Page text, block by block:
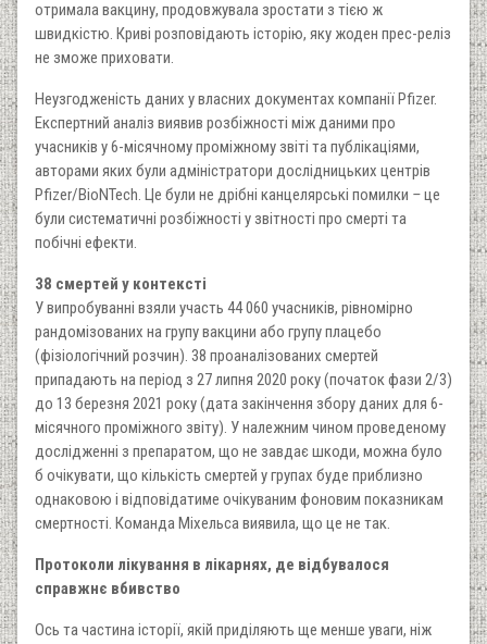
отримала вакцину, продовжувала зростати з тією ж
швидкістю. Криві розповідають історію, яку жоден прес-реліз
не зможе приховати.
Неузгодженість даних у власних документах компанії Pfizer.
Експертний аналіз виявив розбіжності між даними про
учасників у 6-місячному проміжному звіті та публікаціями,
авторами яких були адміністратори дослідницьких центрів
Pfizer/BioNTech. Це були не дрібні канцелярські помилки –це
були систематичні розбіжності у звітності про смерті та
побічні ефекти.
38 смертей у контексті
У випробуванні взяли участь 44 060 учасників, рівномірно
рандомізованих на групу вакцини або групу плацебо
(фізіологічний розчин). 38 проаналізованих смертей
припадають на період з 27 липня 2020 року (початок фази 2/3)
до 13 березня 2021 року (дата закінчення збору даних для 6-
місячного проміжного звіту). У належним чином проведеному
дослідженні з препаратом, що не завдає шкоди, можна було
б очікувати, що кількість смертей у групах буде приблизно
однаковою і відповідатиме очікуваним фоновим показникам
смертності. Команда Міхельса виявила, що це не так.
Протоколи лікування в лікарнях, де відбувалося
справжнє вбивство
Ось та частина історії, якій приділяють ще менше уваги, ніж